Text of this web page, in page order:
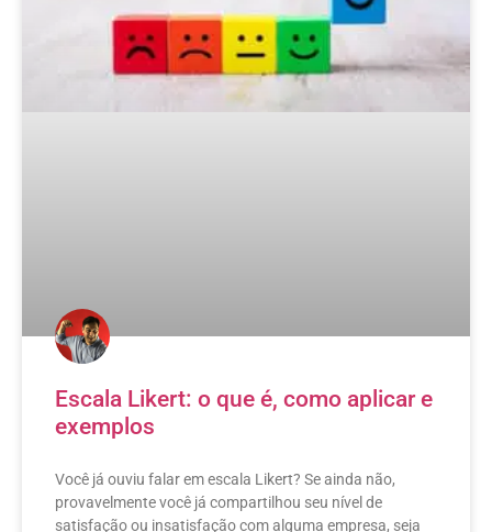
Escala Likert: o que é, como aplicar e
exemplos
Você já ouviu falar em escala Likert? Se ainda não,
provavelmente você já compartilhou seu nível de
satisfação ou insatisfação com alguma empresa, seja